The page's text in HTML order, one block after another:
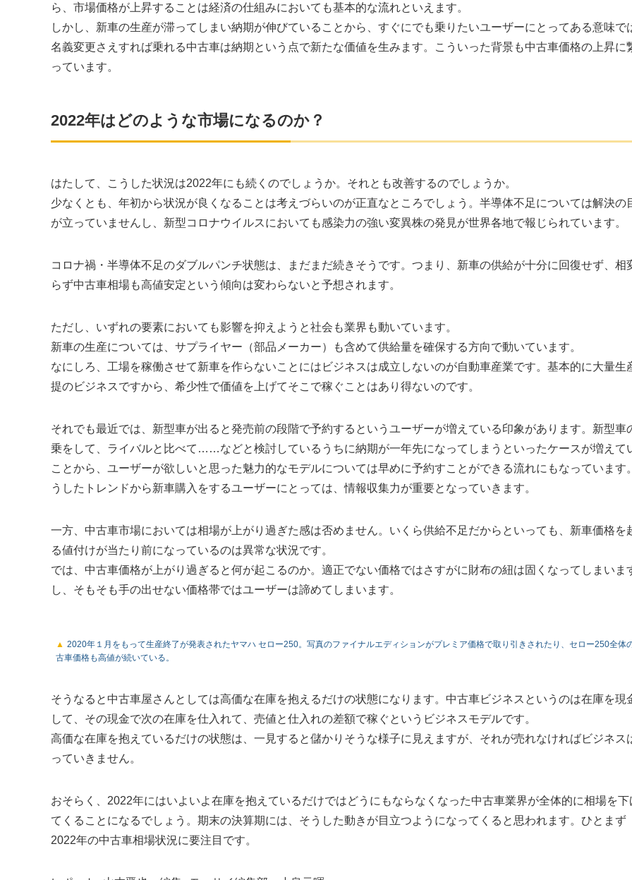
ら、市場価格が上昇することは経済の仕組みにおいても基本的な流れといえます。
しかし、新車の生産が滞ってしまい納期が伸びていることから、すぐにでも乗りたいユーザーにとってある意味で
名義変更さえすれば乗れる中古車は納期という点で新たな価値を生みます。こういった背景も中古車価格の上昇に
っています。
2022年はどのような市場になるのか？
はたして、こうした状況は2022年にも続くのでしょうか。それとも改善するのでしょうか。
少なくとも、年初から状況が良くなることは考えづらいのが正直なところでしょう。半導体不足については解決の
が立っていませんし、新型コロナウイルスにおいても感染力の強い変異株の発見が世界各地で報じられています。
コロナ禍・半導体不足のダブルパンチ状態は、まだまだ続きそうです。つまり、新車の供給が十分に回復せず、相
らず中古車相場も高値安定という傾向は変わらないと予想されます。
ただし、いずれの要素においても影響を抑えようと社会も業界も動いています。
新車の生産については、サプライヤー（部品メーカー）も含めて供給量を確保する方向で動いています。
なにしろ、工場を稼働させて新車を作らないことにはビジネスは成立しないのが自動車産業です。基本的に大量生
提のビジネスですから、希少性で価値を上げてそこで稼ぐことはあり得ないのです。
それでも最近では、新型車が出ると発売前の段階で予約するというユーザーが増えている印象があります。新型車
乗をして、ライバルと比べて……などと検討しているうちに納期が一年先になってしまうといったケースが増えて
ことから、ユーザーが欲しいと思った魅力的なモデルについては早めに予約すことができる流れにもなっています
うしたトレンドから新車購入をするユーザーにとっては、情報収集力が重要となっていきます。
一方、中古車市場においては相場が上がり過ぎた感は否めません。いくら供給不足だからといっても、新車価格を
る値付けが当たり前になっているのは異常な状況です。
では、中古車価格が上がり過ぎると何が起こるのか。適正でない価格ではさすがに財布の紐は固くなってしまいま
し、そもそも手の出せない価格帯ではユーザーは諦めてしまいます。
2020年１月をもって生産終了が発表されたヤマハ セロー250。写真のファイナルエディションがプレミア価格で取り引きされたり、セロー250全体
古車価格も高値が続いている。
そうなると中古車屋さんとしては高価な在庫を抱えるだけの状態になります。中古車ビジネスというのは在庫を現
して、その現金で次の在庫を仕入れて、売値と仕入れの差額で稼ぐというビジネスモデルです。
高価な在庫を抱えているだけの状態は、一見すると儲かりそうな様子に見えますが、それが売れなければビジネス
っていきません。
おそらく、2022年にはいよいよ在庫を抱えているだけではどうにもならなくなった中古車業界が全体的に相場を下
てくることになるでしょう。期末の決算期には、そうした動きが目立つようになってくると思われます。ひとまず
2022年の中古車相場状況に要注目です。